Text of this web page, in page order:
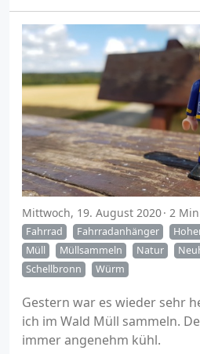
Mittwoch, 19. August 2020 2
Fahrrad
Fahrradanhänger
Müll
Müllsammeln Natur
Schellbronn
Würm
Gestern war es wieder sehr
ich im Wald Müll sammeln.
immer angenehm kühl.